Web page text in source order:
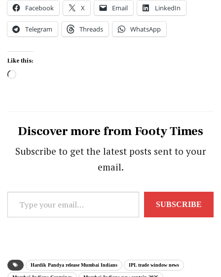
Facebook X Email LinkedIn
Telegram Threads WhatsApp
Like this:
Loading…
Discover more from Footy Times
Subscribe to get the latest posts sent to your
email.
your
SUBSCRIBE
Hardik Pandya release Mumbai Indians IPL trade window news